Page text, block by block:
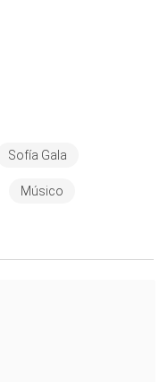
Sofía Gala
Músico